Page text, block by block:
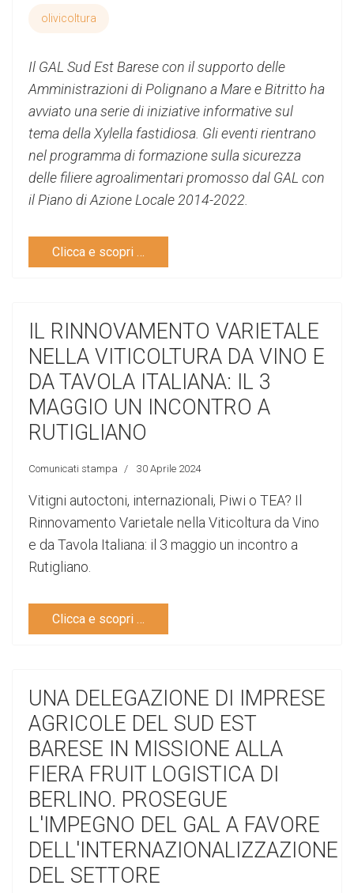
olivicoltura
Il GAL Sud Est Barese con il supporto delle
Amministrazioni di Polignano a Mare e Bitritto ha
avviato una serie di iniziative informative sul
tema della Xylella fastidiosa. Gli eventi rientrano
nel programma di formazione sulla sicurezza
delle filiere agroalimentari promosso dal GAL con
il Piano di Azione Locale 2014-2022.
Clicca e scopri …
IL RINNOVAMENTO VARIETALE
NELLA VITICOLTURA DA VINO E
DA TAVOLA ITALIANA: IL 3
MAGGIO UN INCONTRO A
RUTIGLIANO
Comunicati stampa 30 Aprile 2024
Vitigni autoctoni, internazionali, Piwi o TEA? Il
Rinnovamento Varietale nella Viticoltura da Vino
e da Tavola Italiana: il 3 maggio un incontro a
Rutigliano.
Clicca e scopri …
UNA DELEGAZIONE DI IMPRESE
AGRICOLE DEL SUD EST
BARESE IN MISSIONE ALLA
FIERA FRUIT LOGISTICA DI
BERLINO. PROSEGUE
L'IMPEGNO DEL GAL A FAVORE
DELL'INTERNAZIONALIZZAZIONE
DEL SETTORE